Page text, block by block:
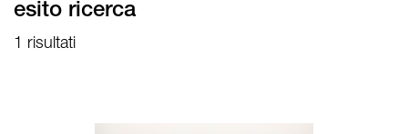
esito ricerca
1 risultati